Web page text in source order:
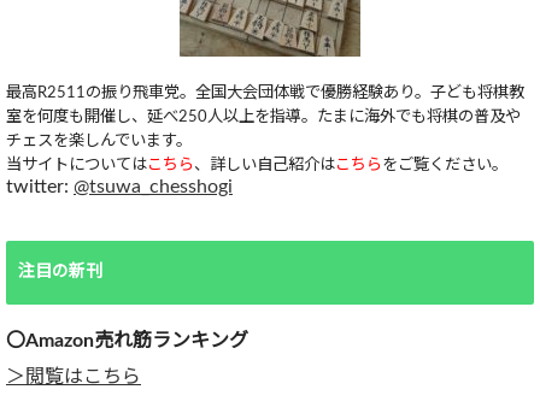
最高R2511の振り飛車党。全国大会団体戦で優勝経験あり。子ども将棋教
室を何度も開催し、延べ250人以上を指導。たまに海外でも将棋の普及や
チェスを楽しんでいます。
当サイトについてはこちら 、詳しい自己紹介はこちら をご覧ください。
twitter: @tsuwa_chesshogi
注目の新刊
〇Amazon売れ筋ランキング
＞閲覧はこちら